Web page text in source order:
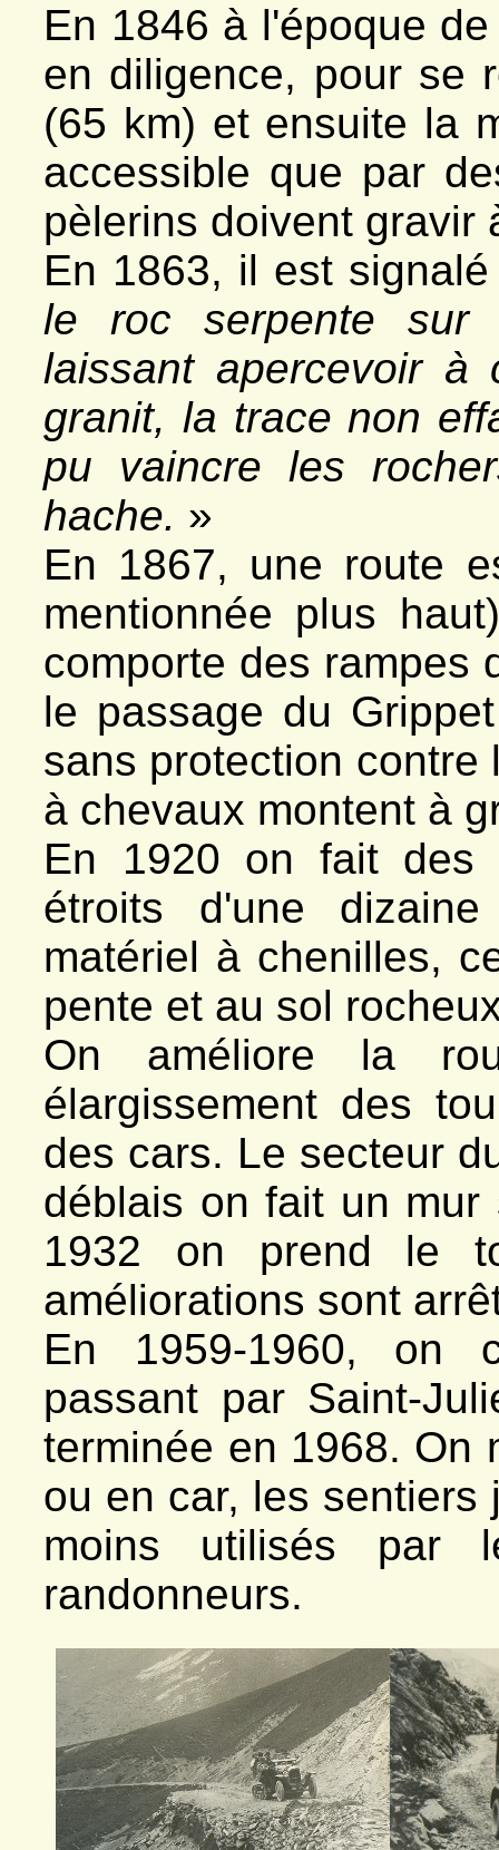
En 1846 à l'époque
en diligence, pour se
(65 km) et ensuite la
accessible que par
pèlerins doivent gravir
En 1863, il est
le roc serpente sur
laissant apercevoir
granit, la trace non
pu vaincre les
hache. »
En 1867, une route
mentionnée plus
comporte des rampes
le passage du
sans protection
à chevaux montent à
En 1920 on fait des
étroits d'une
matériel à chenilles,
pente et au sol
On améliore la
élargissement des
des cars. Le secteur
déblais on fait un
1932 on prend le
améliorations sont
En 1959-1960, on
passant par Saint-
terminée en 1968. On
ou en car, les sentiers
moins utilisés par
randonneurs.